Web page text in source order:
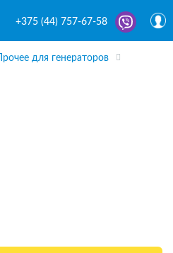
+375 (44) 757-67-58
Прочее для генераторов